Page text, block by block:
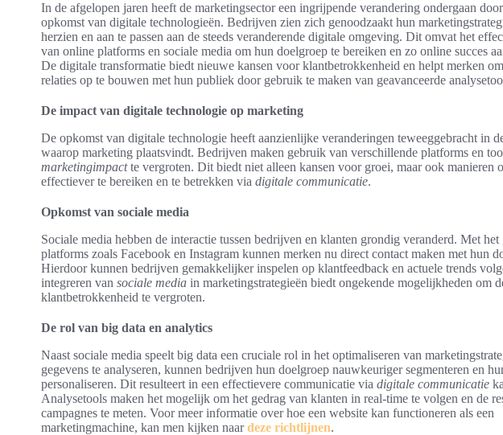
In de afgelopen jaren heeft de marketingsector een ingrijpende verandering ondergaan
opkomst van digitale technologieën. Bedrijven zien zich genoodzaakt hun
herzien en aan te passen aan de steeds veranderende digitale omgeving. Dit omvat het
van online platforms en sociale media om hun doelgroep te bereiken en zo online succes
De digitale transformatie biedt nieuwe kansen voor klantbetrokkenheid en helpt merken
relaties op te bouwen met hun publiek door gebruik te maken van geavanceerde
De impact van digitale technologie op marketing
De opkomst van digitale technologie heeft aanzienlijke veranderingen teweeggebracht in
waarop marketing plaatsvindt. Bedrijven maken gebruik van verschillende platforms en
marketingimpactte vergroten. Dit biedt niet alleen kansen voor groei, maar ook manieren
effectiever te bereiken en te betrekken via digitale communicatie.
Opkomst van sociale media
Sociale media hebben de interactie tussen bedrijven en klanten grondig veranderd. Met
platforms zoals Facebook en Instagram kunnen merken nu direct contact maken met hun
Hierdoor kunnen bedrijven gemakkelijker inspelen op klantfeedback en actuele trends
integreren van sociale media in marketingstrategieën biedt ongekende mogelijkheden om
klantbetrokkenheid te vergroten.
De rol van big data en analytics
Naast sociale media speelt big data een cruciale rol in het optimaliseren van
gegevens te analyseren, kunnen bedrijven hun doelgroep nauwkeuriger segmenteren en
personaliseren. Dit resulteert in een effectievere communicatie via digitale communicatie
Analysetools maken het mogelijk om het gedrag van klanten in real-time te volgen en de
campagnes te meten. Voor meer informatie over hoe een website kan functioneren als een
marketingmachine, kan men kijken naardeze richtlijnen.